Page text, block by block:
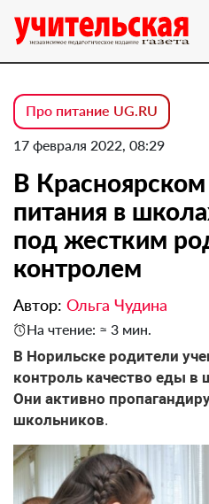
Про питание UG.RU
17 февраля 2022, 08:29
В Красноярском
питания в
под жестким
контролем
Автор: Ольга Чудина
На чтение: ≈ 3 мин.
В Норильске родители
контроль качество еды
Они активно
школьников.